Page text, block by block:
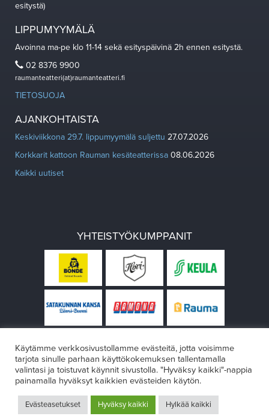
esitystä)
LIPPUMYYMÄLÄ
Avoinna ma-pe klo 11-14 sekä esityspäivinä 2h ennen esitystä.
02 8376 9900
raumanteatteri(at)raumanteatteri.fi
TIETOSUOJA
AJANKOHTAISTA
Keskiviikkona 29.7. lippumyymälä suljettu 27.07.2026
Korkkarit kattoon Rauman kesäteatterissa 08.06.2026
Kaikki uutiset
YHTEISTYÖKUMPPANIT
Design:VÄRIKÄS
Käytämme verkkosivustollamme evästeitä, jotta voisimme
tarjota sinulle parhaan käyttökokemuksen tallentamalla
valintasi ja toistuvat käynnit sivustolla. "Hyväksy kaikki"-nappia
painamalla hyväksyt kaikkien evästeiden käytön.
Evästeasetukset Hyväksy kaikki Hylkää kaikki